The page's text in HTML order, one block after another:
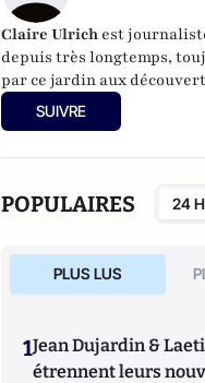
Claire Ulrich est
depuis très longtemps,
par ce jardin aux
convaincue que le Web
quelque chose de pas si mal
s'apercevoir qu'ils ne sont
et qu'il y a donc un moyen
SUIVRE
POPULAIRES 24
PLUS LUS
1Jean Dujardin &
étrennent leurs